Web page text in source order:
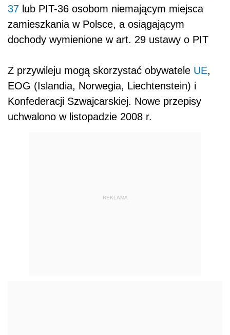
37 lub PIT-36 osobom niemającym miejsca
zamieszkania w Polsce, a osiągającym
dochody wymienione w art. 29 ustawy o PIT
Z przywileju mogą skorzystać obywatele UE,
EOG (Islandia, Norwegia, Liechtenstein) i
Konfederacji Szwajcarskiej. Nowe przepisy
uchwalono w listopadzie 2008 r.
REKLAMA